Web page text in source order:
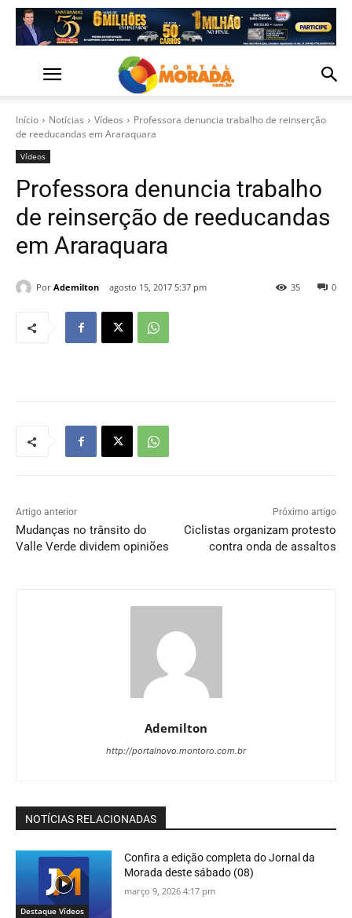
Início Notícias Vídeos
Professora denuncia trabalho de reinserção
de reeducandas em Araraquara
Vídeos
Professora denuncia trabalho
de reinserção de reeducandas
em Araraquara
Por Ademilton agosto 15, 2017 5:37 pm 0
35
Artigo anterior
Mudanças no trânsito do
Valle Verde dividem opiniões
Próximo artigo
Ciclistas organizam protesto
contra onda de assaltos
Ademilton
http://portalnovo.montoro.com.br
NOTÍCIAS RELACIONADAS
Destaque Vídeos
Confira a edição completa do Jornal da
Morada deste sábado (08)
março 9, 2026 4:17 pm